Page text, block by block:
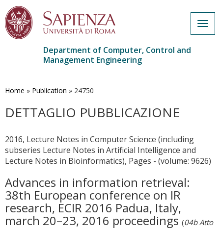
main
Department of Computer, Control and
Management Engineering
Home » Publication » 24750
DETTAGLIO PUBBLICAZIONE
2016, Lecture Notes in Computer Science (including
subseries Lecture Notes in Artificial Intelligence and
Lecture Notes in Bioinformatics), Pages - (volume: 9626)
Advances in information retrieval:
38th European conference on IR
research, ECIR 2016 Padua, Italy,
march 20–23, 2016 proceedings (04b Atto